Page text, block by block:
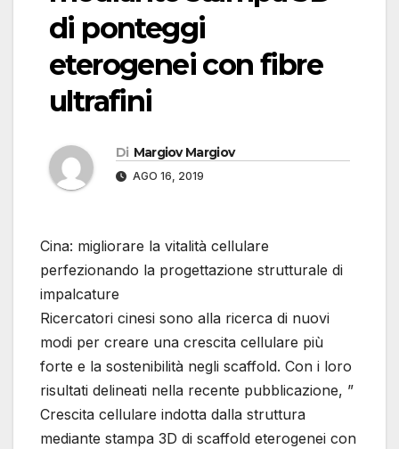
di ponteggi
eterogenei con fibre
ultrafini
Di Margiov Margiov
AGO 16, 2019
Cina: migliorare la vitalità cellulare
perfezionando la progettazione strutturale di
impalcature
Ricercatori cinesi sono alla ricerca di nuovi
modi per creare una crescita cellulare più
forte e la sostenibilità negli scaffold. Con i loro
risultati delineati nella recente pubblicazione, ”
Crescita cellulare indotta dalla struttura
mediante stampa 3D di scaffold eterogenei con